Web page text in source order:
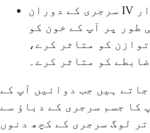
سرجری کے دوران IV سیال کبھی کبھار ایسی مقدار
طور پر آپ کے خون کو
توازن کو متاثر کرے،
کو متاثر کرے۔
ہیں جب دوائیں آپ کے
کا جسم سرجری کے دباؤ سے
لوگ سرجری کے کچھ دنوں